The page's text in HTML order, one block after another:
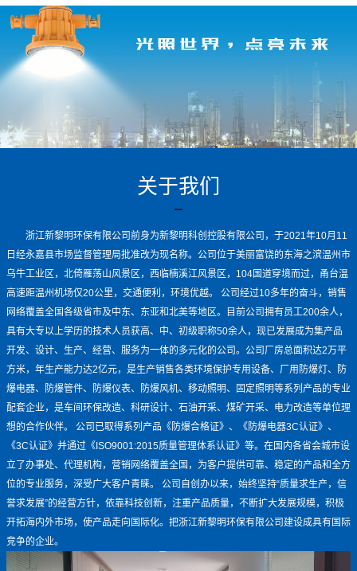
关于我们
浙江新黎明环保有限公司前身为新黎明科创控股有限公司，于2021年10月11
日经永嘉县市场监督管理局批准改为现名称。公司位于美丽富饶的东海之滨温州市
乌牛工业区，北倚雁荡山风景区，西临楠溪江风景区，104国道穿境而过，甬台温
高速距温州机场仅20公里，交通便利，环境优越。 公司经过10多年的奋斗，销售
网络覆盖全国各级省市及中东、东亚和北美等地区。目前公司拥有员工200余人，
具有大专以上学历的技术人员获高、中、初级职称50余人，现已发展成为集产品
开发、设计、生产、经营、服务为一体的多元化的公司。公司厂房总面积达2万平
方米，年生产能力达2亿元，是生产销售各类环境保护专用设备、厂用防爆灯、防
爆电器、防爆管件、防爆仪表、防爆风机、移动照明、固定照明等系列产品的专业
配套企业，是车间环保改造、科研设计、石油开采、煤矿开采、电力改造等单位理
想的合作伙伴。 公司已取得系列产品《防爆合格证》、《防爆电器3C认证》、
《3C认证》并通过《ISO9001:2015质量管理体系认证》等。在国内各省会城市设
立了办事处、代理机构，营销网络覆盖全国，为客户提供可靠、稳定的产品和全方
位的专业服务，深受广大客户青睐。 公司自创办以来，始终坚持“质量求生产，信
誉求发展”的经营方针，依靠科技创新，注重产品质量，不断扩大发展规模，积极
开拓海内外市场，使产品走向国际化。把浙江新黎明环保有限公司建设成具有国际
竞争的企业。